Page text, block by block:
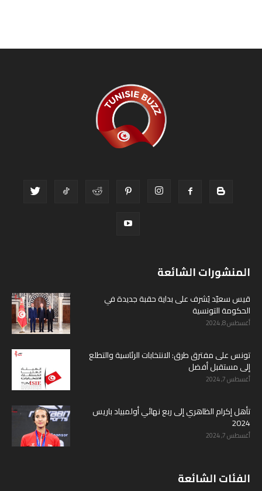
المنشورات الشائعة
قيس سعيّد يُشرف على بداية حقبة جديدة في
الحكومة التونسية
أغسطس 8, 2024
تونس على مفترق طرق: الانتخابات الرئاسية والتطلع
إلى مستقبل أفضل
أغسطس 7, 2024
تأهل إكرام الظاهري إلى ربع نهائي أولمبياد باريس
2024
أغسطس 7, 2024
الفئات الشائعة